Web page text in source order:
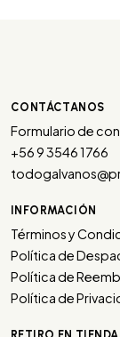
CONTÁCTANOS
Formulario de
+56 9 3546 1766
INFORMACIÓN
Términos y
Política de
Política de
Política de